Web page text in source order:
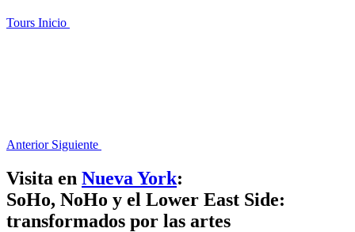
Tours Inicio
Anterior Siguiente
Visita en Nueva York:
SoHo, NoHo y el Lower East Side:
transformados por las artes